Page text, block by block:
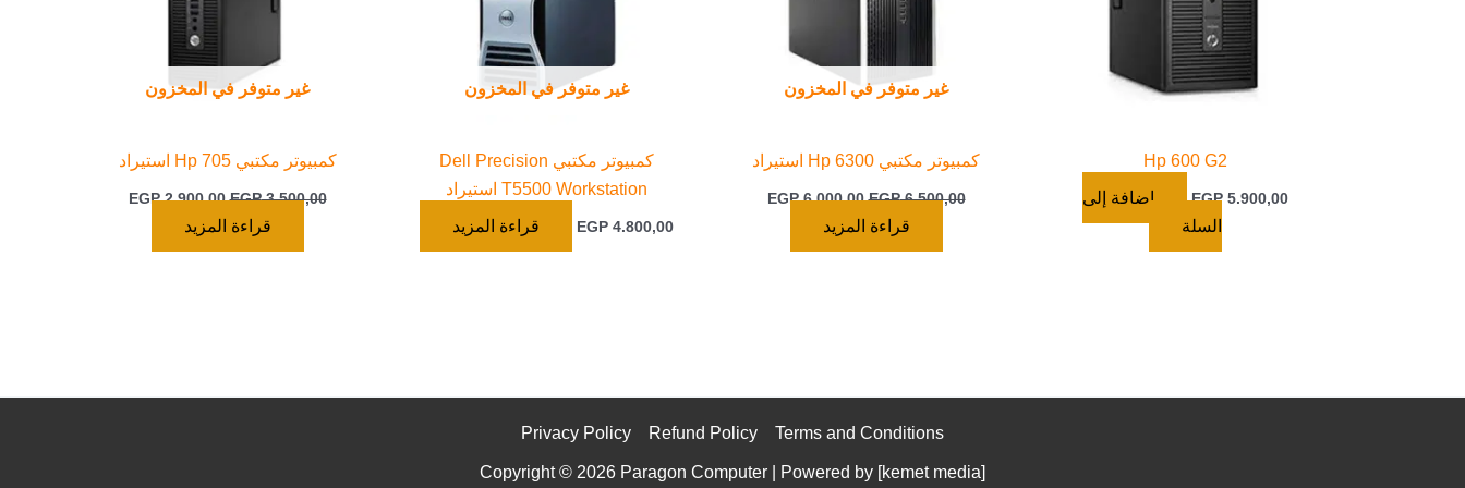
Hp 600 G2
EGP 5.900,00
إضافة إلى
السلة
غير متوفر في المخزون
كمبيوتر مكتبي Hp 6300 استيراد
EGP6.500,00
EGP6.000,00
قراءة المزيد
غير متوفر في المخزون
كمبيوتر مكتبي Dell Precision
T5500 Workstation استيراد
EGP 4.800,00 قراءة المزيد
غير متوفر في المخزون
كمبيوتر مكتبي Hp 705 استيراد
EGP3.500,00
EGP2.900,00
قراءة المزيد
Terms and Conditions
Refund Policy
Privacy Policy
Copyright © 2026 Paragon Computer | Powered by [kemet media]